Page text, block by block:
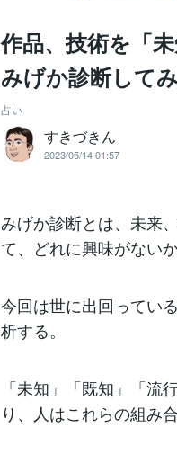
作品、技術を「
みげか診断して
占い
すきづきん
2023/05/14 01:57
みげか診断とは、未来
て、どれに興味がない
今回は世に出回ってい
析する。
「未知」「既知」「流
り、人はこれらの組み